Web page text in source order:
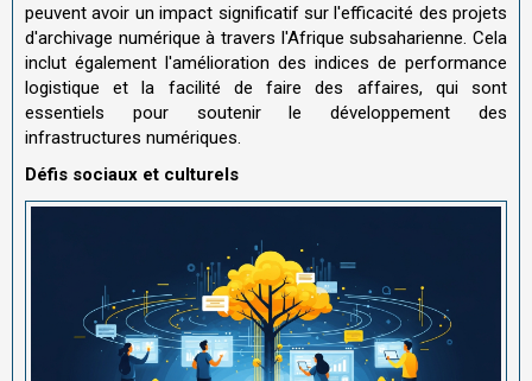
peuvent avoir un impact significatif sur l'efficacité des projets
d'archivage numérique à travers l'Afrique subsaharienne. Cela
inclut également l'amélioration des indices de performance
logistique et la facilité de faire des affaires, qui sont
essentiels pour soutenir le développement des
infrastructures numériques.
Défis sociaux et culturels